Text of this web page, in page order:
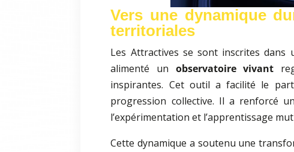
Vers une dynamique
territoriales
Les Attractives se sont inscrites dans
alimenté un observatoire vivant
inspirantes. Cet outil a facilité le
progression collective. Il a renforcé
l’expérimentation et l’apprentissage
Cette dynamique a soutenu une